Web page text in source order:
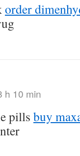
order
h 10 min
pills buy